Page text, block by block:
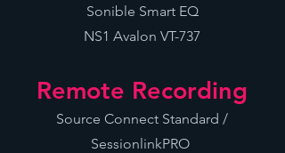
Sonible Smart EQ
NS1 Avalon VT-737
Remote Recording
​Source Connect Standard /
SessionlinkPRO ​